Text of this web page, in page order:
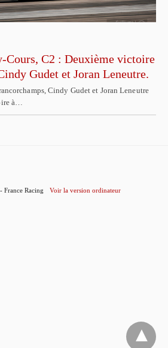
Cours, C2 : Deuxième victoire
Gudet et Joran Leneutre.
Cindy Gudet et Joran Leneutre
à…
Racing Voir la version ordinateur